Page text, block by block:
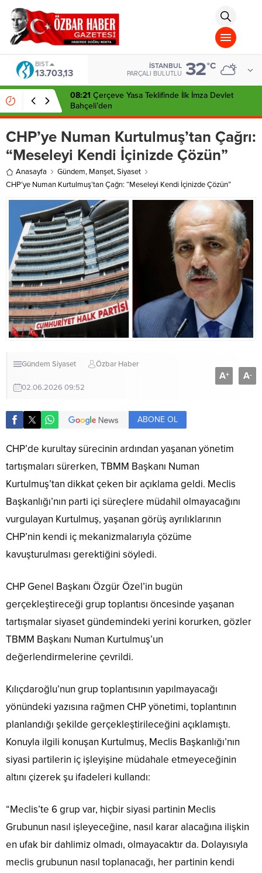
islami
chat
omegla
türk
sohbet
cinsel
sohbet
dini
chat
BIST
13.703,13
İSTANBUL
PARÇALI BULUTLU 32°C
08:21 Çerçeve Yasa Teklifinde İlk İmza Devlet
Bahçeli’den
CHP’ye Numan Kurtulmuş’tan Çağrı:
“Meseleyi Kendi İçinizde Çözün”
Anasayfa Gündem, Manşet,Siyaset
CHP’ye Numan Kurtulmuş’tan Çağrı: “Meseleyi Kendi İçinizde Çözün”
Gündem Siyaset Özbar Haber
02.06.2026 09:52
A+ A-
ABONE OL
CHP’de kurultay sürecinin ardından yaşanan yönetim
tartışmaları sürerken, TBMM Başkanı Numan
Kurtulmuş’tan dikkat çeken bir açıklama geldi. Meclis
Başkanlığı’nın parti içi süreçlere müdahil olmayacağını
vurgulayan Kurtulmuş, yaşanan görüş ayrılıklarının
CHP’nin kendi iç mekanizmalarıyla çözüme
kavuşturulması gerektiğini söyledi.
CHP Genel Başkanı Özgür Özel’in bugün
gerçekleştireceği grup toplantısı öncesinde yaşanan
tartışmalar siyaset gündemindeki yerini korurken, gözler
TBMM Başkanı Numan Kurtulmuş’un
değerlendirmelerine çevrildi.
Kılıçdaroğlu’nun grup toplantısının yapılmayacağı
yönündeki yazısına rağmen CHP yönetimi, toplantının
planlandığı şekilde gerçekleştirileceğini açıklamıştı.
Konuyla ilgili konuşan Kurtulmuş, Meclis Başkanlığı’nın
siyasi partilerin iç işleyişine müdahale etmeyeceğinin
altını çizerek şu ifadeleri kullandı:
“Meclis’te 6 grup var, hiçbir siyasi partinin Meclis
Grubunun nasıl işleyeceğine, nasıl karar alacağına ilişkin
en ufak bir dahlimiz olmadı, olmayacaktır da. Dolayısıyla
meclis grubunun nasıl toplanacağı, her partinin kendi